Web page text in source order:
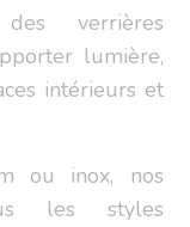
verrières
lumière,
intérieurs et
ou inox, nos
les styles